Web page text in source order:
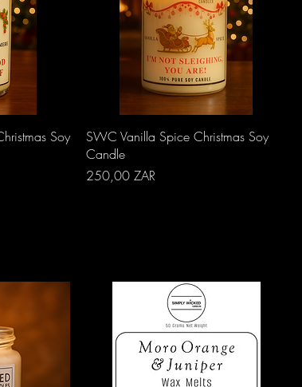
Soy
Aperçu rapide
SWC Vanilla Spice Christmas Soy
Candle
Prix
250,00 ZAR